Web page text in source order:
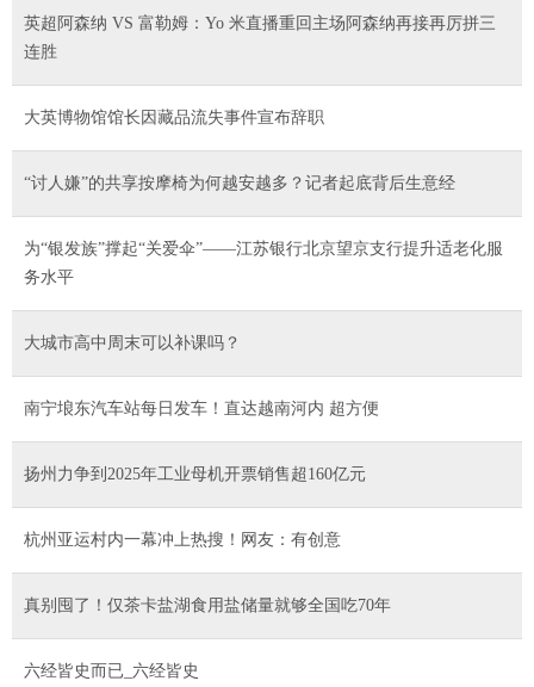
英超阿森纳 VS 富勒姆：Yo 米直播重回主场阿森纳再接再厉拼三
连胜
大英博物馆馆长因藏品流失事件宣布辞职
“讨人嫌”的共享按摩椅为何越安越多？记者起底背后生意经
为“银发族”撑起“关爱伞”——江苏银行北京望京支行提升适老化服
务水平
大城市高中周末可以补课吗？
南宁埌东汽车站每日发车！直达越南河内 超方便
扬州力争到2025年工业母机开票销售超160亿元
杭州亚运村内一幕冲上热搜！网友：有创意
真别囤了！仅茶卡盐湖食用盐储量就够全国吃70年
六经皆史而已_六经皆史